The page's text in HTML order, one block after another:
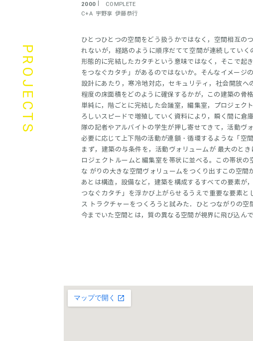
PROJECTS
2000
COMPLETE
C+A 宇野享 伊藤恭行
ひとつひとつの空間をどう扱うかではなく，空間相互の
れないが，経路のように順序だてて空間が連続してい
形態的に完結したカタチという意味ではなく，そこで起
をつなぐカタチ」があるのではないか。そんなイメージ
設計にあたり，寒冷地対応，セキュリティ，社会開放
程度の床面積をどのように確保するかが，この建築の骨
単純に，階ごとに完結した会議室，編集室，プロジェク
ろしいスピードで増殖していく資料により，瞬く間に倉
隊の記者やアルバイトの学生が押し寄せてきて，活動ヴ
必要に応じて上下階の活動が連鎖・循環するような「空
まず，建築の与条件を，活動ヴォリュームが 最大のと
ロジェクトルームと編集室を帯状に並べる。この帯状
な がりの大きな空間ヴォリュームをつくり出すこの空間
あとは構造，設備など，建築を構成するすべての要素が
つなぐカタチ」を浮かび上がらせるうえで重要な要素
ス トラクチャーをつくろうと試みた．ひとつながりの
今までいた空間とは，質の異なる空間が視界に飛び込ん